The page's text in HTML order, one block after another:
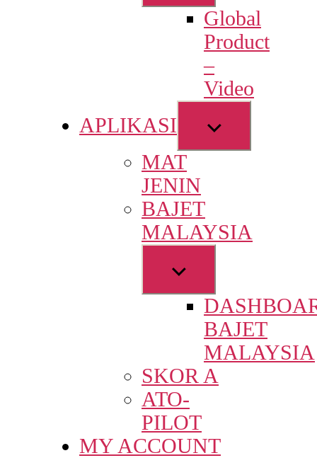
menuGlobal
Product
–
Video
APLIKASI
Show
sub
MAT
JENIN
BAJET
MALAYSIA
Show
sub
menu
BAJET
MALAYSIA
SKOR A
ATO-
PILOT
MY ACCOUNT